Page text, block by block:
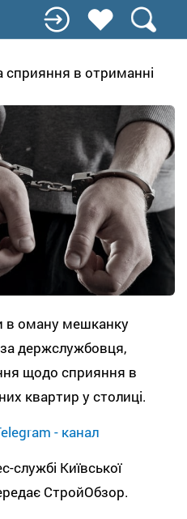
сприяння в отриманні
в оману мешканку
держслужбовця,
щодо сприяння в
квартир у столиці.
- канал
службі Київської
СтройОбзор.